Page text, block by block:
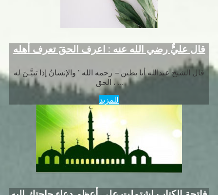
قال عليٌّ رضي الله عنه : اعرف الحقَ تعرف أهله
قال الشيخ عبدالله أبا بطين – رحمه الله ” والإنسانُ إذا تبيَّـنَ له
الحق ، …
للمزيد